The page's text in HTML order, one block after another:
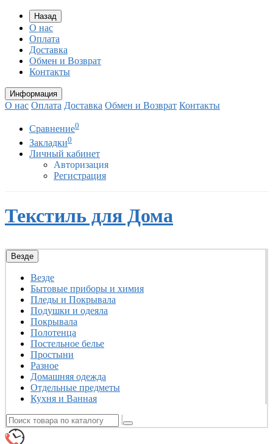
Назад
О нас
Оплата
Доставка
Обмен и Возврат
Контакты
Информация
О нас Оплата Доставка Обмен и Возврат Контакты
Сравнение0
Закладки0
Личный кабинет
Авторизация
Регистрация
Текстиль для Дома
Везде
Везде
Бытовые приборы и химия
Пледы и Покрывала
Подушки и одеяла
Покрывала
Полотенца
Постельное белье
Простыни
Разное
Домашняя одежда
Отдельные предметы
Кухня и Ванная